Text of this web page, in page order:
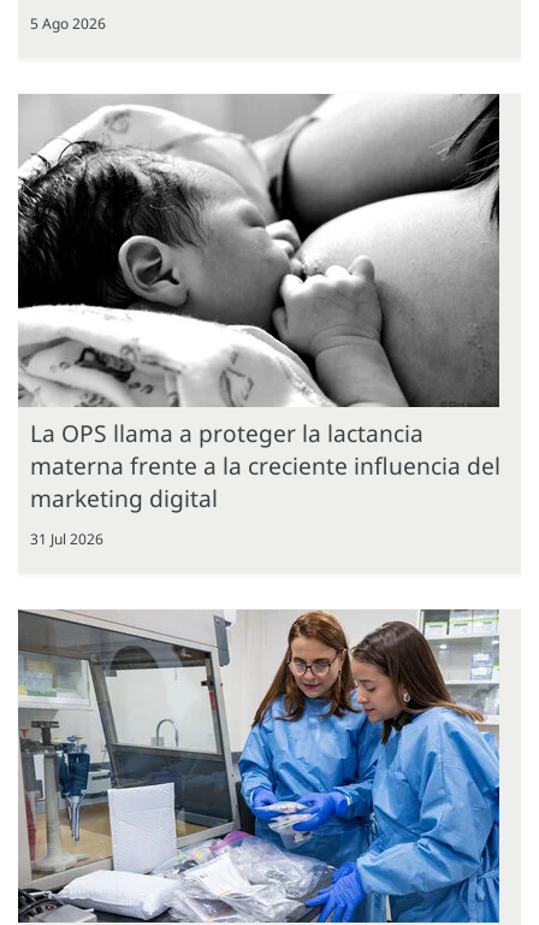
5 Ago 2026
La OPS llama a proteger la lactancia
materna frente a la creciente influencia del
marketing digital
31 Jul 2026